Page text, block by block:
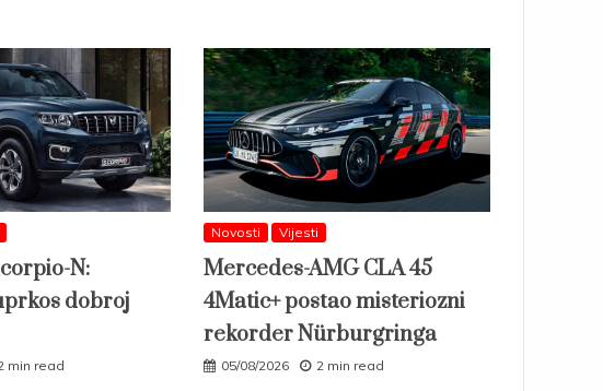
N:
dobroj
min read
Novosti Vijesti
Mercedes-AMG CLA 45
4Matic+ postao misteriozni
rekorder Nürburgringa
05/08/2026 2 min read